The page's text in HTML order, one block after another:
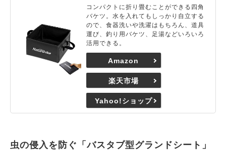
コンパクトに折り畳むことができる四角
バケツ。水を入れてもしっかり自立する
ので、食器洗いや洗濯はもちろん、道具
運び、釣り用バケツ、足湯などいろいろ
活用できる。
Amazon
楽天市場
Yahoo!ショップ
虫の侵入を防ぐ「バスタブ型グランドシート」